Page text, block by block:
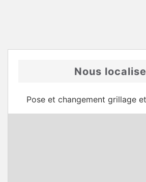
Nous
Pose et changement grillage